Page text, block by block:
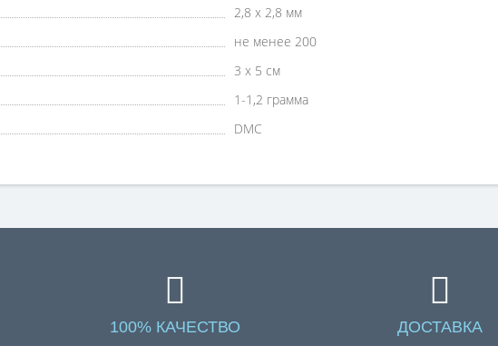
2,8 х 2,8 мм
не менее 200
3 х 5 см
1-1,2 грамма
DMC
100% КАЧЕСТВО ДОСТАВКА